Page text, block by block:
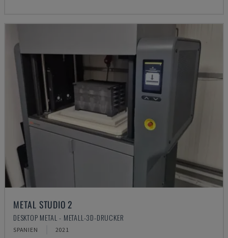
METAL STUDIO 2
DESKTOP METAL - METALL-3D-DRUCKER
SPANIEN 2021